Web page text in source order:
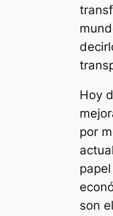
Hoy
por
son